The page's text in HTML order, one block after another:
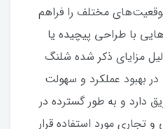
مختلف را فراهم
با طراحی پیچیده یا
مزایای ذکر شده شلنگ
بهبود عملکرد و سهولت
و به طور گسترده در
تجاری مورد استفاده قرار